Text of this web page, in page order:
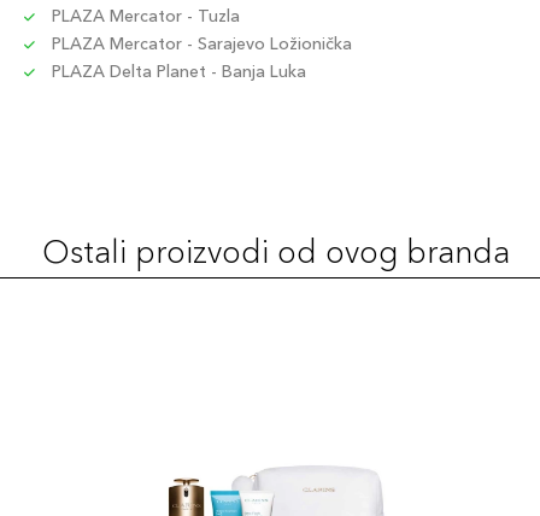
PLAZA Mercator - Tuzla
PLAZA Mercator - Sarajevo Ložionička
PLAZA Delta Planet - Banja Luka
Ostali proizvodi od ovog branda